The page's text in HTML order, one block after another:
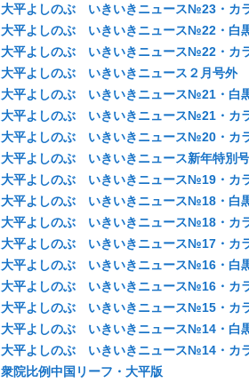
大平よしのぶ いきいきニュース№23・カ
大平よしのぶ いきいきニュース№22・白
大平よしのぶ いきいきニュース№22・カ
大平よしのぶ いきいきニュース２月号外
大平よしのぶ いきいきニュース№21・白
大平よしのぶ いきいきニュース№21・カ
大平よしのぶ いきいきニュース№20・カ
大平よしのぶ いきいきニュース新年特別
大平よしのぶ いきいきニュース№19・カ
大平よしのぶ いきいきニュース№18・白
大平よしのぶ いきいきニュース№18・カ
大平よしのぶ いきいきニュース№17・カ
大平よしのぶ いきいきニュース№16・白
大平よしのぶ いきいきニュース№16・カ
大平よしのぶ いきいきニュース№15・カ
大平よしのぶ いきいきニュース№14・白
大平よしのぶ いきいきニュース№14・カ
衆院比例中国リーフ・大平版